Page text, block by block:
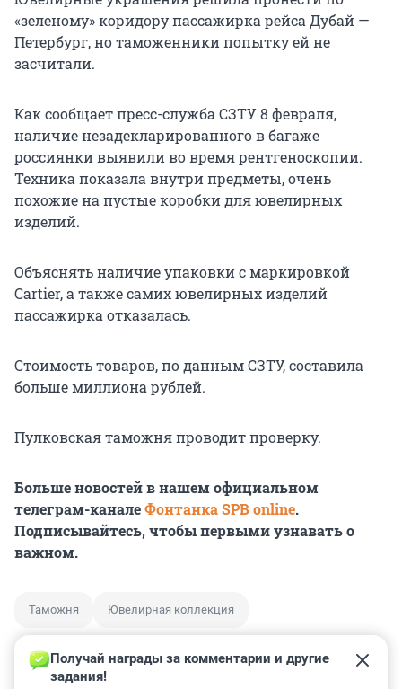
«зеленому» коридору пассажирка рейса Дубай —
Петербург, но таможенники попытку ей не
засчитали.
Как сообщает пресс-служба СЗТУ 8 февраля,
наличие незадекларированного в багаже
россиянки выявили во время рентгеноскопии.
Техника показала внутри предметы, очень
похожие на пустые коробки для ювелирных
изделий.
Объяснять наличие упаковки с маркировкой
Cartier, а также самих ювелирных изделий
пассажирка отказалась.
Стоимость товаров, по данным СЗТУ, составила
больше миллиона рублей.
Пулковская таможня проводит проверку.
Больше новостей в нашем официальном
телеграм-каналеФонтанка SPB online.
Подписывайтесь, чтобы первыми узнавать о
важном.
Таможня Ювелирная коллекция
Получай награды за комментарии и другие
задания!